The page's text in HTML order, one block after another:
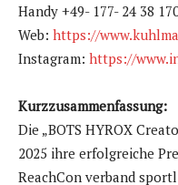
Handy +49- 177- 24 38
Web: https://
Instagram: https://
Kurzzusammenfassung:
Die „BOTS HYROX
2025 ihre erfolgreiche
ReachCon verband